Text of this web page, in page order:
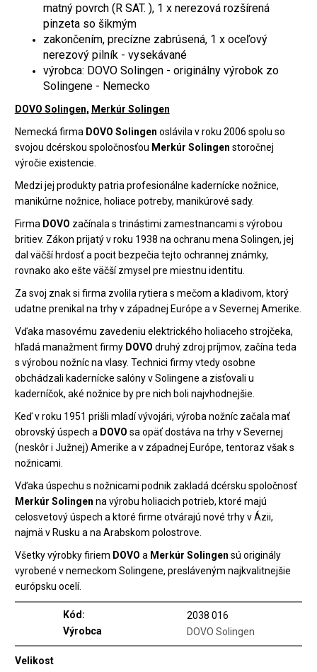
matný povrch (R SAT. ), 1 x nerezová rozšírená
pinzeta so šikmým
zakončením, precízne zabrúsená, 1 x oceľový
nerezový pilník - vysekávané
výrobca: DOVO Solingen - originálny výrobok zo
Solingene - Nemecko
DOVO Solingen, Merkúr Solingen
Nemecká firma DOVO Solingen oslávila v roku 2006 spolu so
svojou dcérskou spoločnosťou Merkúr Solingen storočnej
výročie existencie.
Medzi jej produkty patria profesionálne kadernícke nožnice,
manikúrne nožnice, holiace potreby, manikúrové sady.
Firma DOVO začínala s trinástimi zamestnancami s výrobou
britiev. Zákon prijatý v roku 1938 na ochranu mena Solingen, jej
dal väčší hrdosť a pocit bezpečia tejto ochrannej známky,
rovnako ako ešte väčší zmysel pre miestnu identitu.
Za svoj znak si firma zvolila rytiera s mečom a kladivom, ktorý
udatne prenikal na trhy v západnej Európe a v Severnej Amerike.
Vďaka masovému zavedeniu elektrického holiaceho strojčeka,
hľadá manažment firmy DOVO druhý zdroj príjmov, začína teda
s výrobou nožníc na vlasy. Technici firmy vtedy osobne
obchádzali kadernícke salóny v Solingene a zisťovali u
kaderníčok, aké nožnice by pre nich boli najvhodnejšie.
Keď v roku 1951 prišli mladí vývojári, výroba nožníc začala mať
obrovský úspech a DOVO sa opäť dostáva na trhy v Severnej
(neskôr i Južnej) Amerike a v západnej Európe, tentoraz však s
nožnicami.
Vďaka úspechu s nožnicami podnik zakladá dcérsku spoločnosť
Merkúr Solingen na výrobu holiacich potrieb, ktoré majú
celosvetový úspech a ktoré firme otvárajú nové trhy v Ázii,
najmä v Rusku a na Arabskom polostrove.
Všetky výrobky firiem DOVO a Merkúr Solingen sú originály
vyrobené v nemeckom Solingene, presláveným najkvalitnejšie
európsku ocelí.
Kód:
2038 016
Výrobca
DOVO Solingen
Velikost